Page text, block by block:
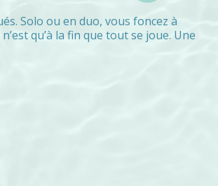
Solo ou en duo, vous foncez à
qu’à la fin que tout se joue. Une